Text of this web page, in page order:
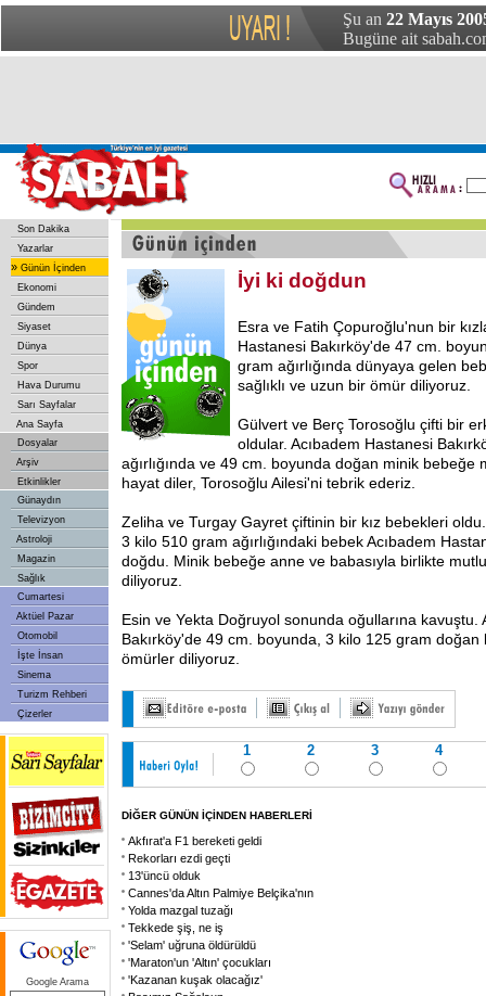
Şu an 22 Mayıs
Bugüne ait
Son Dakika
Yazarlar
» Günün İçinden
Ekonomi
Gündem
Siyaset
Dünya
Spor
Hava Durumu
Sarı Sayfalar
Ana Sayfa
Dosyalar
Arşiv
Etkinlikler
Günaydın
Televizyon
Astroloji
Magazin
Sağlık
Cumartesi
Aktüel Pazar
Otomobil
İşte İnsan
Sinema
Turizm Rehberi
Çizerler
Google Arama
İyi ki doğdun
Esra ve Fatih Çopuroğlu'nun bir
Hastanesi Bakırköy'de 47 cm.
gram ağırlığında dünyaya gelen
sağlıklı ve uzun bir ömür diliyoruz.
Gülvert ve Berç Torosoğlu çifti bir
oldular. Acıbadem Hastanesi
ağırlığında ve 49 cm. boyunda doğan minik bebeğe
hayat diler, Torosoğlu Ailesi'ni tebrik ederiz.
Zeliha ve Turgay Gayret çiftinin bir kız bebekleri
3 kilo 510 gram ağırlığındaki bebek Acıbadem
doğdu. Minik bebeğe anne ve babasıyla birlikte
diliyoruz.
Esin ve Yekta Doğruyol sonunda oğullarına kavuştu.
Bakırköy'de 49 cm. boyunda, 3 kilo 125 gram doğan
ömürler diliyoruz.
1 2 3 4
DİĞER GÜNÜN İÇİNDEN HABERLERİ
Akfırat'a F1 bereketi geldi
Rekorları ezdi geçti
13'üncü olduk
Cannes'da Altın Palmiye Belçika'nın
Yolda mazgal tuzağı
Tekkede şiş, ne iş
'Selam' uğruna öldürüldü
'Maraton'un 'Altın' çocukları
'Kazanan kuşak olacağız'